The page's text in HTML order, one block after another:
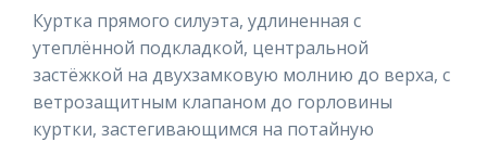
Куртка прямого силуэта, удлиненная с
утеплённой подкладкой, центральной
застёжкой на двухзамковую молнию до верха, с
ветрозащитным клапаном до горловины
куртки, застегивающимся на потайную